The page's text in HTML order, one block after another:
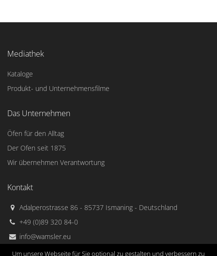
Mediathek
Kataloge
Produkt- und Unternehmensfilme
Das Unternehmen
Öfen für den Alltag
Der Ofen seit 1875
Wir übernehmen Verantwortung
Kontakt
Adalperostrasse 86 - 85737 Ismaning - Deutschland
+49 (0)89 320 84-0
info@wamsler.eu
Um unsere Webseite für Sie optional zu gestalten und verbessern zu